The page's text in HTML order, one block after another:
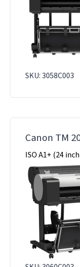
SKU: 3058C003
Canon TM
ISO A1+ (24